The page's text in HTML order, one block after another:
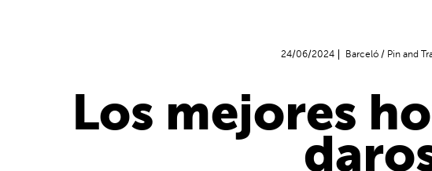
24/06/2024 Barceló / Pin and
Los mejores